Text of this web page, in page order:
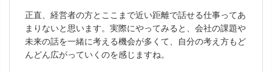
正直、経営者の方とここまで近い距離で話せる仕事ってあ
まりないと思います。実際にやってみると、会社の課題や
未来の話を一緒に考える機会が多くて、自分の考え方もど
んどん広がっていくのを感じますね。